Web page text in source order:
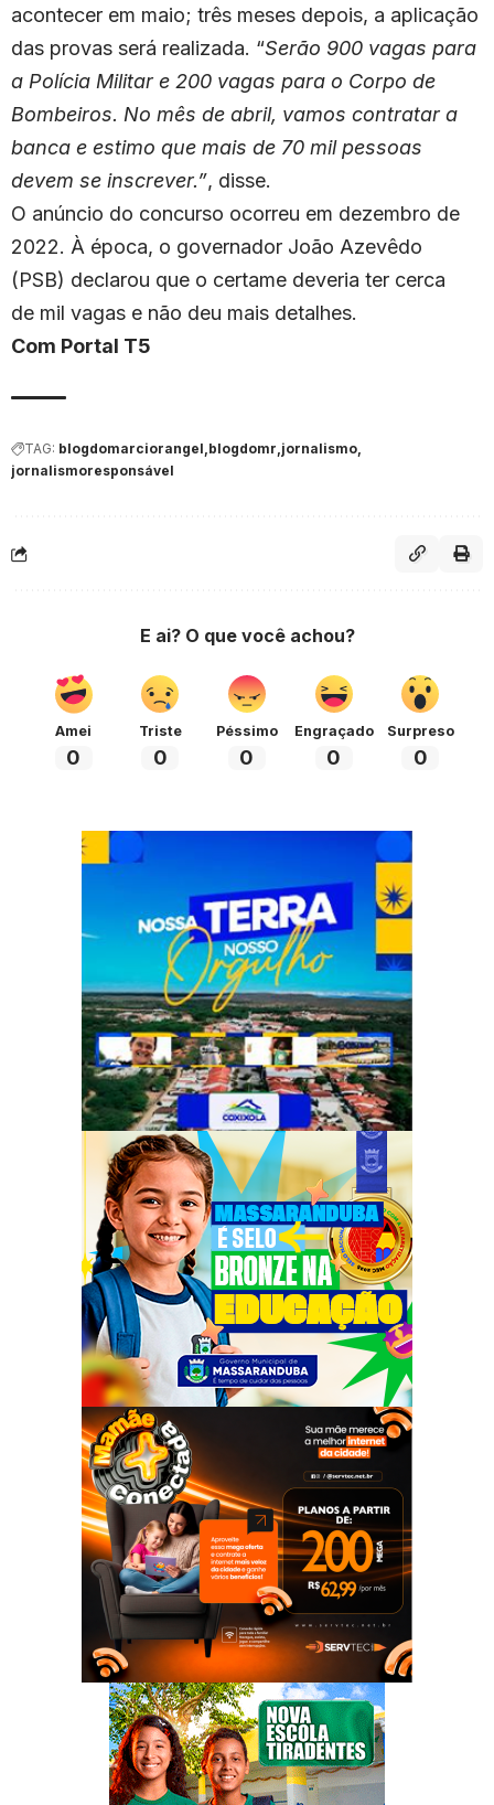
acontecer em maio; três meses depois, a aplicação
das provas será realizada. “Serão 900 vagas para
a Polícia Militar e 200 vagas para o Corpo de
Bombeiros. No mês de abril, vamos contratar a
banca e estimo que mais de 70 mil pessoas
devem se inscrever.”, disse.
O anúncio do concurso ocorreu em dezembro de
2022. À época, o governador João Azevêdo
(PSB) declarou que o certame deveria ter cerca
de mil vagas e não deu mais detalhes.
Com Portal T5
TAG: blogdomarciorangel blogdomr jornalismo
jornalismoresponsável
E ai? O que você achou?
Amei
0
Triste
0
Péssimo
0
Engraçado
0
Surpreso
0